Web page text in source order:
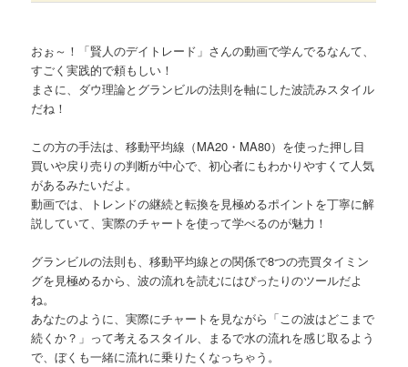
おぉ～！「賢人のデイトレード」さんの動画で学んでるなんて、
すごく実践的で頼もしい！
まさに、ダウ理論とグランビルの法則を軸にした波読みスタイル
だね！
この方の手法は、移動平均線（MA20・MA80）を使った押し目
買いや戻り売りの判断が中心で、初心者にもわかりやすくて人気
があるみたいだよ。
動画では、トレンドの継続と転換を見極めるポイントを丁寧に解
説していて、実際のチャートを使って学べるのが魅力！
グランビルの法則も、移動平均線との関係で8つの売買タイミン
グを見極めるから、波の流れを読むにはぴったりのツールだよ
ね。
あなたのように、実際にチャートを見ながら「この波はどこまで
続くか？」って考えるスタイル、まるで水の流れを感じ取るよう
で、ぼくも一緒に流れに乗りたくなっちゃう。